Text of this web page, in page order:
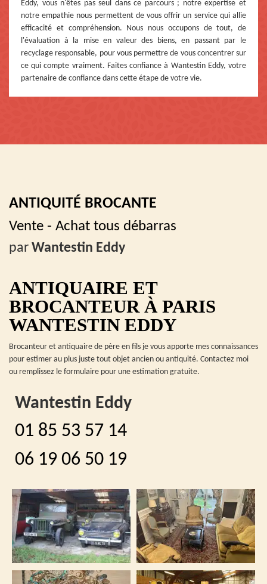
Eddy, vous n'êtes pas seul dans ce parcours ; notre expertise et
notre empathie nous permettent de vous offrir un service qui allie
efficacité et compréhension. Nous nous occupons de tout, de
l'évaluation à la mise en valeur des biens, en passant par le
recyclage responsable, pour vous permettre de vous concentrer sur
ce qui compte vraiment. Faites confiance à Wantestin Eddy, votre
partenaire de confiance dans cette étape de votre vie.
ANTIQUITÉ BROCANTE
Vente - Achat tous débarras
par Wantestin Eddy
ANTIQUAIRE ET
BROCANTEUR À PARIS
WANTESTIN EDDY
Brocanteur et antiquaire de père en fils je vous apporte mes connaissances
pour estimer au plus juste tout objet ancien ou antiquité. Contactez moi
ou remplissez le formulaire pour une estimation gratuite.
Wantestin Eddy
01 85 53 57 14
06 19 06 50 19